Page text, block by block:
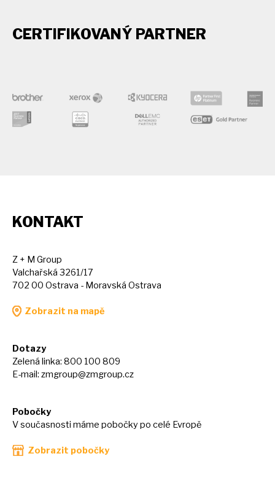
CERTIFIKOVANÝ PARTNER
KONTAKT
Z + M Group
Valchařská 3261/17
702 00 Ostrava - Moravská Ostrava
Zobrazit na mapě
Dotazy
Zelená linka: 800 100 809
E-mail: zmgroup@zmgroup.cz
Pobočky
V současnosti máme pobočky po celé Evropě
Zobrazit pobočky